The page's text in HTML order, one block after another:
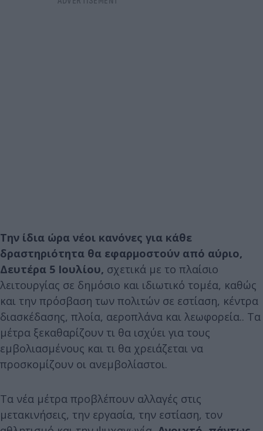
Την ίδια ώρα νέοι κανόνες για κάθε
δραστηριότητα θα εφαρμοστούν από αύριο,
Δευτέρα 5 Ιουλίου, σχετικά με το πλαίσιο
λειτουργίας σε δημόσιο και ιδιωτικό τομέα, καθώς
και την πρόσβαση των πολιτών σε εστίαση, κέντρα
διασκέδασης, πλοία, αεροπλάνα και λεωφορεία.. Τα
μέτρα ξεκαθαρίζουν τι θα ισχύει για τους
εμβολιασμένους και τι θα χρειάζεται να
προσκομίζουν οι ανεμβολίαστοι.
Τα νέα μέτρα προβλέπουν αλλαγές στις
μετακινήσεις, την εργασία, την εστίαση, τον